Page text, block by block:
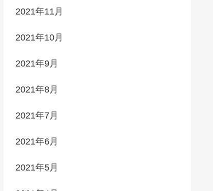
2021年11月
2021年10月
2021年9月
2021年8月
2021年7月
2021年6月
2021年5月